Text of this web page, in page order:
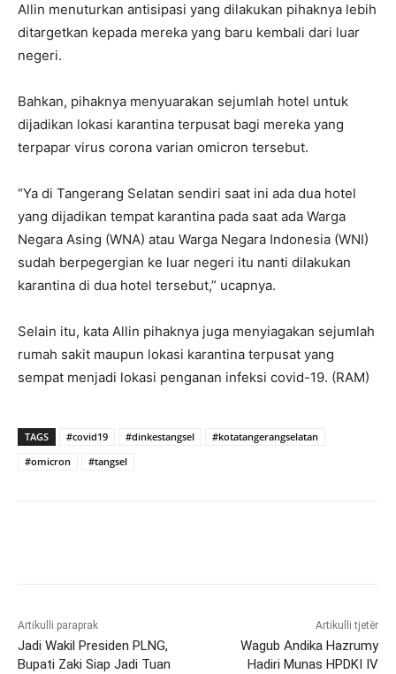
Allin menuturkan antisipasi yang dilakukan pihaknya lebih
ditargetkan kepada mereka yang baru kembali dari luar
negeri.
Bahkan, pihaknya menyuarakan sejumlah hotel untuk
dijadikan lokasi karantina terpusat bagi mereka yang
terpapar virus corona varian omicron tersebut.
“Ya di Tangerang Selatan sendiri saat ini ada dua hotel
yang dijadikan tempat karantina pada saat ada Warga
Negara Asing (WNA) atau Warga Negara Indonesia (WNI)
sudah berpegergian ke luar negeri itu nanti dilakukan
karantina di dua hotel tersebut,” ucapnya.
Selain itu, kata Allin pihaknya juga menyiagakan sejumlah
rumah sakit maupun lokasi karantina terpusat yang
sempat menjadi lokasi penganan infeksi covid-19. (RAM)
TAGS #covid19 #dinkestangsel
#kotatangerangselatan
#omicron
#tangsel
Artikulli paraprak
Jadi Wakil Presiden PLNG,
Bupati Zaki Siap Jadi Tuan
Artikulli tjetër
Wagub Andika Hazrumy
Hadiri Munas HPDKI IV